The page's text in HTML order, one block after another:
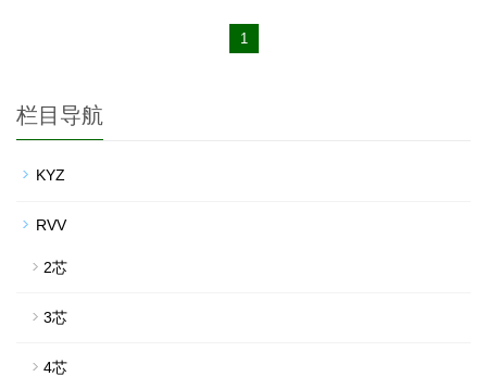
1
栏目导航
KYZ
RVV
2芯
3芯
4芯